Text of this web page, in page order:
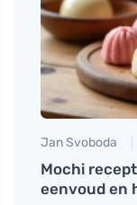
Jan Svoboda
Mochi
eenvoud en